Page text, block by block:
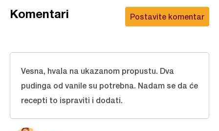
Postavite komentar
Komentari
Vesna, hvala na ukazanom propustu. Dva
pudinga od vanile su potrebna. Nadam se da će
recepti to ispraviti i dodati.